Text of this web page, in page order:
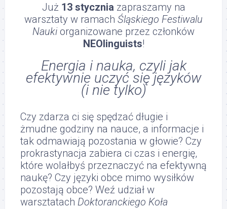
Już 13 stycznia zapraszamy na
warsztaty w ramach Śląskiego Festiwalu
Naukiorganizowane przez członków
NEOlinguists!
Energia i nauka, czyli jak
efektywnie uczyć się języków
(i nie tylko)
Czy zdarza ci się spędzać długie i
żmudne godziny na nauce, a informacje i
tak odmawiają pozostania w głowie? Czy
prokrastynacja zabiera ci czas i energię,
które wolałbyś przeznaczyć na efektywną
naukę? Czy języki obce mimo wysiłków
pozostają obce? Weź udział w
warsztatach Doktoranckiego Koła